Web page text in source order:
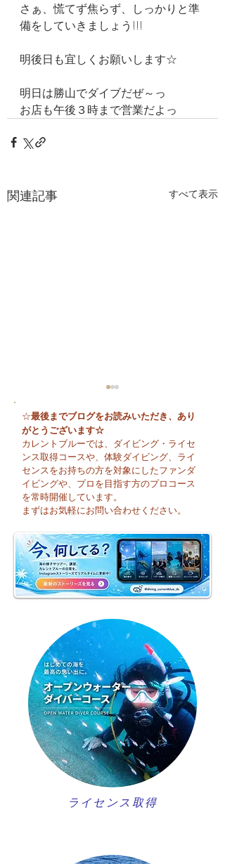
さぁ、慌てず焦らず、しっかりと準
備をしていきましょう!!!
明後日も宜しくお願いします☆
明日は勝山でダイブだぜ～っ
お店も午後３時まで営業だよっ
関連記事 すべて表示
🌈 海の上に広がる虹♪
☆最後までブログをお読みいただき、あり
がとうございます☆
カレントブルーでは、ダイビング・ライセ
ンス取得コースや、体験ダイビング、ライ
センスをお持ちの方を対象にしたファンダ
イビングや、プロを目指す方のプロコース
を常時開催しています。
まずはお気軽にお問い合わせください。
ライセンス取得